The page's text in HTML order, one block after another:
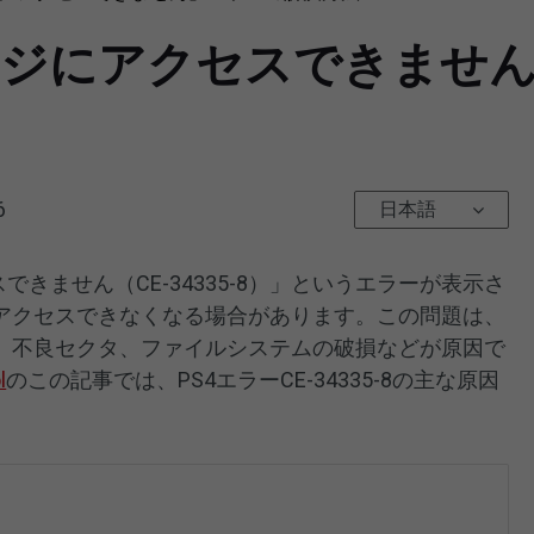
にアクセスできませ
日本語
きません（CE-34335-8）」というエラーが表示さ
セスできなくなる場合があります。この問題は、
良セクタ、ファイルシステムの破損などが原因で
のこの記事では、PS4エラーCE-34335-8の主な原因